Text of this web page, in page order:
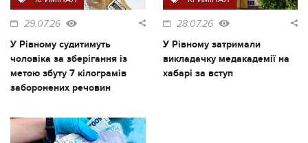
29.07.26
У Рівному судитимуть
чоловіка за зберігання із
метою збуту 7 кілограмів
заборонених речовин
28.07.26
У Рівному затримали
викладачку медакадемії на
хабарі за вступ